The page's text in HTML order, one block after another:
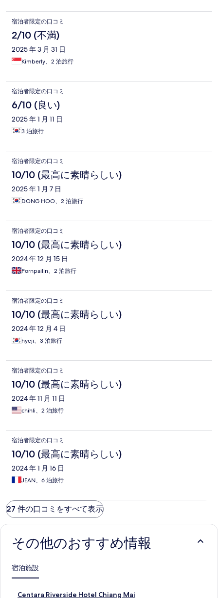
宿泊者限定の口コミ
2/10 (不満)
2025 年 3 月 31 日
Kimberly、2 泊旅行
宿泊者限定の口コミ
6/10 (良い)
2025 年 1 月 11 日
3 泊旅行
宿泊者限定の口コミ
10/10 (最高に素晴らしい)
2025 年 1 月 7 日
DONG HOO、2 泊旅行
宿泊者限定の口コミ
10/10 (最高に素晴らしい)
2024 年 12 月 15 日
Pornpailin、2 泊旅行
宿泊者限定の口コミ
10/10 (最高に素晴らしい)
2024 年 12 月 4 日
hyeji、3 泊旅行
宿泊者限定の口コミ
10/10 (最高に素晴らしい)
2024 年 11 月 11 日
chihli、2 泊旅行
宿泊者限定の口コミ
10/10 (最高に素晴らしい)
2024 年 1 月 16 日
JEAN、6 泊旅行
27 件の口コミをすべて表示
その他のおすすめ情報
宿泊施設
Centara Riverside Hotel Chiang Mai
C